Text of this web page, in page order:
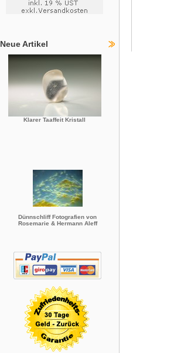
Neue Artikel
Klarer Taaffeit Kristall
Dünnschliff Fotografien von
Rosemarie & Hermann Aleff